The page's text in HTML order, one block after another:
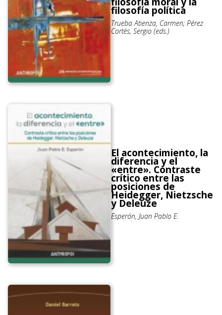
filosofía política
Trueba Atienza, Carmen; Pérez
Cortés, Sergio (eds.)
El acontecimiento, la
diferencia y el
«entre». Contraste
crítico entre las
posiciones de
Heidegger, Nietzsche
y Deleuze
Esperón, Juan Pablo E.